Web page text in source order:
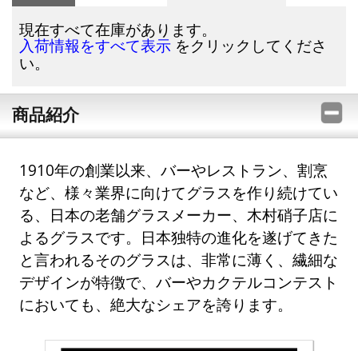
現在すべて在庫があります。
入荷情報をすべて表示 をクリックしてくださ
い。
商品紹介
1910年の創業以来、バーやレストラン、割烹
など、様々業界に向けてグラスを作り続けてい
る、日本の老舗グラスメーカー、木村硝子店に
よるグラスです。日本独特の進化を遂げてきた
と言われるそのグラスは、非常に薄く、繊細な
デザインが特徴で、バーやカクテルコンテスト
においても、絶大なシェアを誇ります。